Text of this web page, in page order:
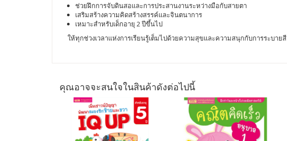
ช่วยฝึกการจับดินสอและการประสานงานระหว่างมือกับสายตา
เสริมสร้างความคิดสร้างสรรค์และจินตนาการ
เหมาะสำหรับเด็กอายุ 2 ปีขึ้นไป
ให้ทุกช่วงเวลาแห่งการเรียนรู้เต็มไปด้วยความสุขและความสนุกกับการระบายสี
คุณอาจจะสนใจในสินค้าดังต่อไปนี้